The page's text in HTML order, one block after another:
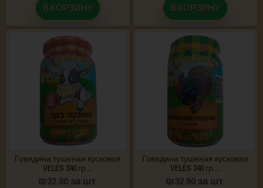
В КОРЗИНУ В КОРЗИНУ
Говядина тушеная кусковая
VELES 340 гр....
₪32.90 за шт.
Говядина тушеная кусковая
VELES 340 гр....
₪32.90 за шт.